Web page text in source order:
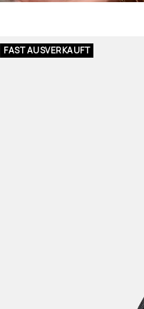
FAST AUSVERKAUFT